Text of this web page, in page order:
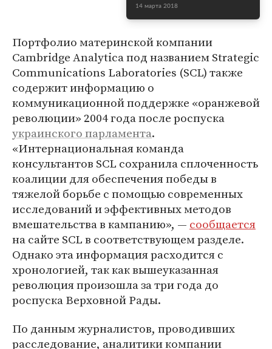
14 марта 2018
Портфолио материнской компании
Cambridge Analytica под названием Strategic
Communications Laboratories (SCL) также
содержит информацию о
коммуникационной поддержке «оранжевой
революции» 2004 года после роспуска
украинского парламента.
«Интернациональная команда
консультантов SCL сохранила сплоченность
коалиции для обеспечения победы в
тяжелой борьбе с помощью современных
исследований и эффективных методов
вмешательства в кампанию», — сообщается
на сайте SCL в соответствующем разделе.
Однако эта информация расходится с
хронологией, так как вышеуказанная
революция произошла за три года до
роспуска Верховной Рады.
По данным журналистов, проводивших
расследование, аналитики компании